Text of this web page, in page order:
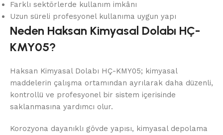
Farklı sektörlerde kullanım imkânı
Uzun süreli profesyonel kullanıma uygun yapı
Neden Haksan Kimyasal Dolabı HÇ-
KMY05?
Haksan Kimyasal Dolabı HÇ-KMY05; kimyasal
maddelerin çalışma ortamından ayrılarak daha düzenli,
kontrollü ve profesyonel bir sistem içerisinde
saklanmasına yardımcı olur.
Korozyona dayanıklı gövde yapısı, kimyasal depolama